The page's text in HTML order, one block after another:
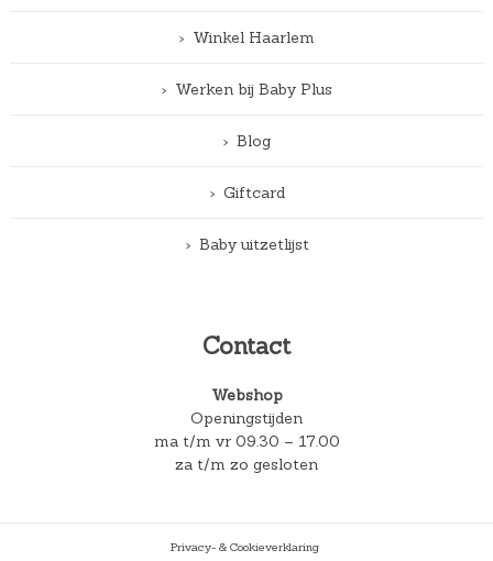
Winkel Haarlem
Werken bij Baby Plus
Blog
Giftcard
Baby uitzetlijst
Contact
Webshop
Openingstijden
ma t/m vr 09.30 – 17.00
za t/m zo gesloten
Privacy- & Cookieverklaring